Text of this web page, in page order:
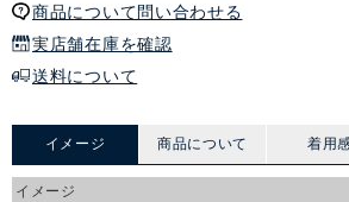
商品について問い合わせる
実店舗在庫を確認
送料について
イメージ 商品について 着用
イメージ